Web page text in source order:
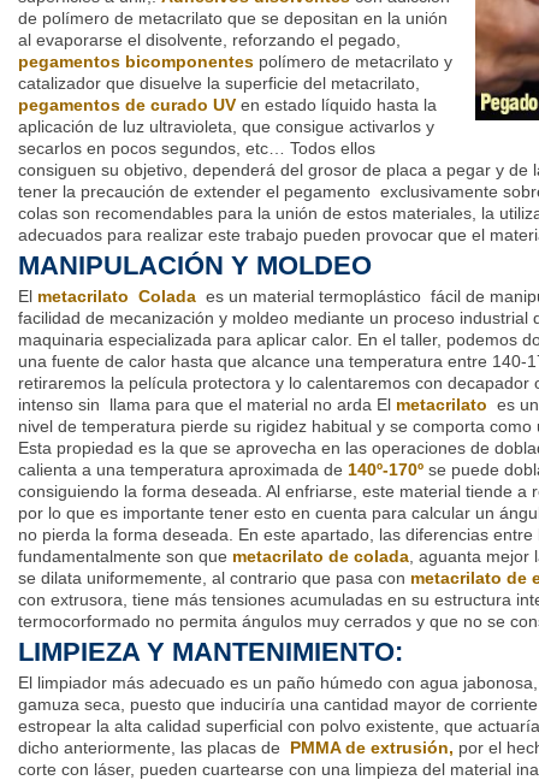
de polímero de metacrilato que se depositan en la unión
al evaporarse el disolvente, reforzando el pegado,
pegamentos bicomponentes polímero de metacrilato y
catalizador que disuelve la superficie del metacrilato,
pegamentos de curado UV en estado líquido hasta la
aplicación de luz ultravioleta, que consigue activarlos y
secarlos en pocos segundos, etc… Todos ellos
consiguen su objetivo, dependerá del grosor de placa a pegar y de
tener la precaución de extender el pegamento exclusivamente
colas son recomendables para la unión de estos materiales, la
adecuados para realizar este trabajo pueden provocar que el
MANIPULACIÓN Y MOLDEO
El metacrilato Colada es un material termoplástico fácil de
facilidad de mecanización y moldeo mediante un proceso industrial
maquinaria especializada para aplicar calor. En el taller, podemos
una fuente de calor hasta que alcance una temperatura entre 140-
retiraremos la película protectora y lo calentaremos con decapador
intenso sin llama para que el material no arda El metacrilato es
nivel de temperatura pierde su rigidez habitual y se comporta
Esta propiedad es la que se aprovecha en las operaciones de
calienta a una temperatura aproximada de 140º-170º se puede
consiguiendo la forma deseada. Al enfriarse, este material tiende a
por lo que es importante tener esto en cuenta para calcular un
no pierda la forma deseada. En este apartado, las diferencias
fundamentalmente son que metacrilato de colada , aguanta
se dilata uniformemente, al contrario que pasa con metacrilato de
con extrusora, tiene más tensiones acumuladas en su estructura
termocorformado no permita ángulos muy cerrados y que no se
LIMPIEZA Y MANTENIMIENTO:
El limpiador más adecuado es un paño húmedo con agua
gamuza seca, puesto que induciría una cantidad mayor de
estropear la alta calidad superficial con polvo existente, que
dicho anteriormente, las placas de PMMA de extrusión, por el
corte con láser, pueden cuartearse con una limpieza del material